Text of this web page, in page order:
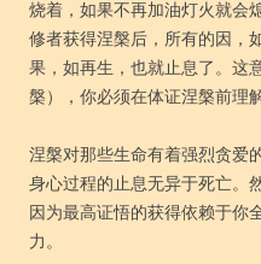
烧着，如果不再加油灯火就会
修者获得涅槃后，所有的因，
果，如再生，也就止息了。这
槃），你必须在体证涅槃前理
涅槃对那些生命有着强烈贪爱
身心过程的止息无异于死亡。
因为最高证悟的获得依赖于你
力。